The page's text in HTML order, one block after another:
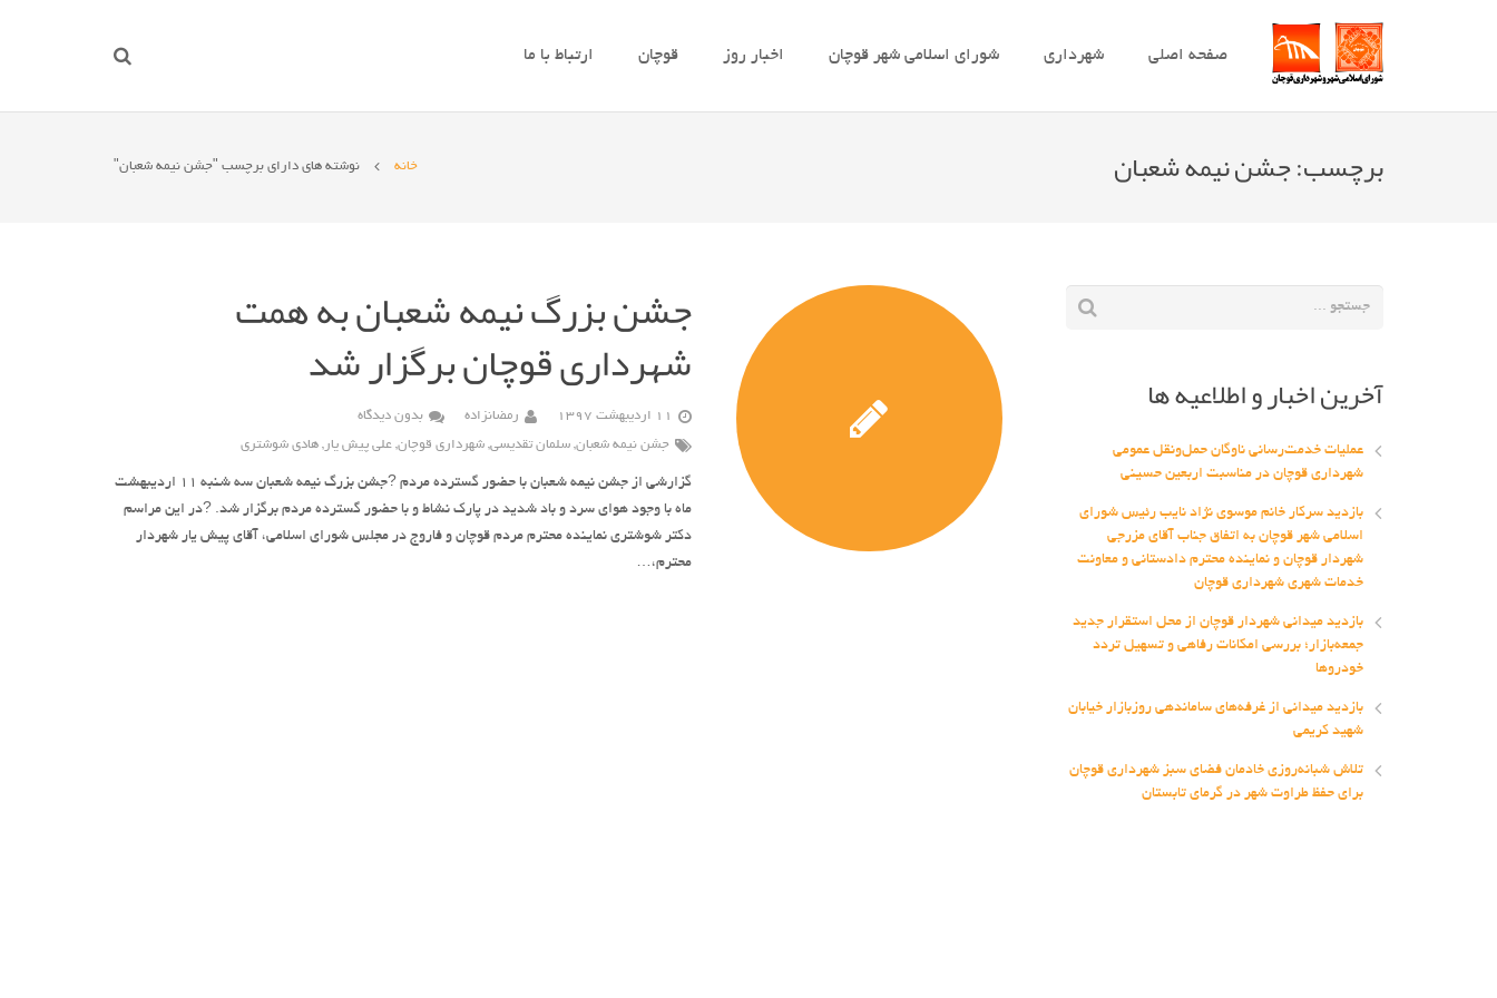
صفحه اصلی شهرداری شورای اسلامی شهر قوچان اخبار روز قوچان ارتباط با ما
برچسب:جشن نیمه شعبان خانه نوشته های دارای برچسب "جشن نیمه شعبان"
جشن بزرگ نیمه شعبان به همت
شهرداری قوچان برگزار شد
11 اردیبهشت 1397 رمضانزاده بدون دیدگاه
جشن نیمه شعبان,سلمان تقدیسی,شهرداری قوچان,علی پیش یار,هادی شوشتری
گزارشی از جشن نیمه شعبان با حضور گسترده مردم ?جشن بزرگ نیمه شعبان سه شنبه ۱۱ اردیبهشت
ماه با وجود هوای سرد و باد شدید در پارک نشاط و با حضور گسترده مردم برگزار شد. ?در این مراسم
دکتر شوشتری نماینده محترم مردم قوچان و فاروج در مجلس شورای اسلامی، آقای پیش یار شهردار
محترم،…
آخرین اخبار و اطلاعیه ها
عملیات خدمت‌رسانی ناوگان حمل‌ونقل عمومی
شهرداری قوچان در مناسبت اربعین حسینی
بازدید سرکار خانم موسوی نژاد نایب رئیس شورای
اسلامی شهر قوچان به اتفاق جناب آقای مزرجی
شهردار قوچان و نماینده محترم دادستانی و معاونت
خدمات شهری شهرداری قوچان
بازدید میدانی شهردار قوچان از محل استقرار جدید
جمعه‌بازار؛ بررسی امکانات رفاهی و تسهیل تردد
خودروها
بازدید میدانی از غرفه‌های ساماندهی روزبازار خیابان
شهید کریمی
تلاش شبانه‌روزی خادمان فضای سبز شهرداری قوچان
برای حفظ طراوت شهر در گرمای تابستان